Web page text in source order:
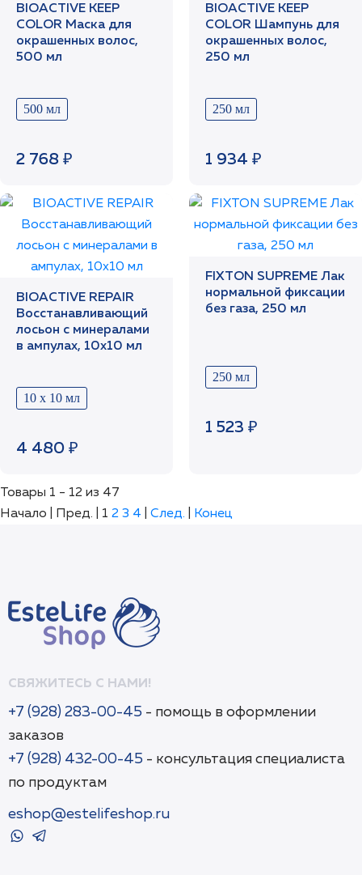
BIOACTIVE KEEP
COLOR Маска для
окрашенных волос,
500 мл
500 мл
2 768 ₽
BIOACTIVE KEEP
COLOR Шампунь для
окрашенных волос,
250 мл
250 мл
1 934 ₽
BIOACTIVE REPAIR
Восстанавливающий
лосьон с минералами
в ампулах, 10х10 мл
10 х 10 мл
4 480 ₽
FIXTON SUPREME Лак
нормальной фиксации
без газа, 250 мл
250 мл
1 523 ₽
Товары 1 - 12 из 47
Начало | Пред. | 1 2 3 4 След. Конец
СВЯЖИТЕСЬ С НАМИ!
+7 (928) 283-00-45 - помощь в оформлении
заказов
+7 (928) 432-00-45 - консультация специалиста
по продуктам
eshop@estelifeshop.ru